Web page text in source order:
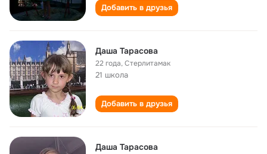
Добавить в друзья
Даша Тарасова
22 года,Стерлитамак
21 школа
Добавить в друзья
Даша Тарасова